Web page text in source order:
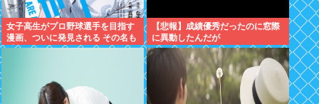
女子高生がプロ野球選手を目指す
漫画、ついに発見される その名も
「ゆーあーすらっがー」
【悲報】成績優秀だったのに窓際
に異動したんだが